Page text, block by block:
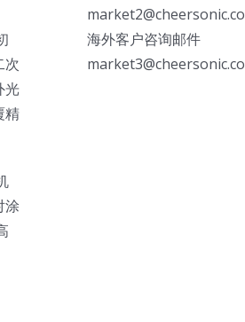
次
光
精
涂
海外客户咨询邮件